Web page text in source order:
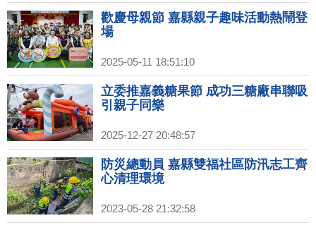
歡慶母親節 嘉縣親子趣味活動熱鬧登
場
2025-05-11 18:51:10
立委推嘉義糖果節 成功三糖廠串聯吸
引親子同樂
2025-12-27 20:48:57
防災總動員 嘉縣雙福社區防汛志工齊
心清理環境
2023-05-28 21:32:58